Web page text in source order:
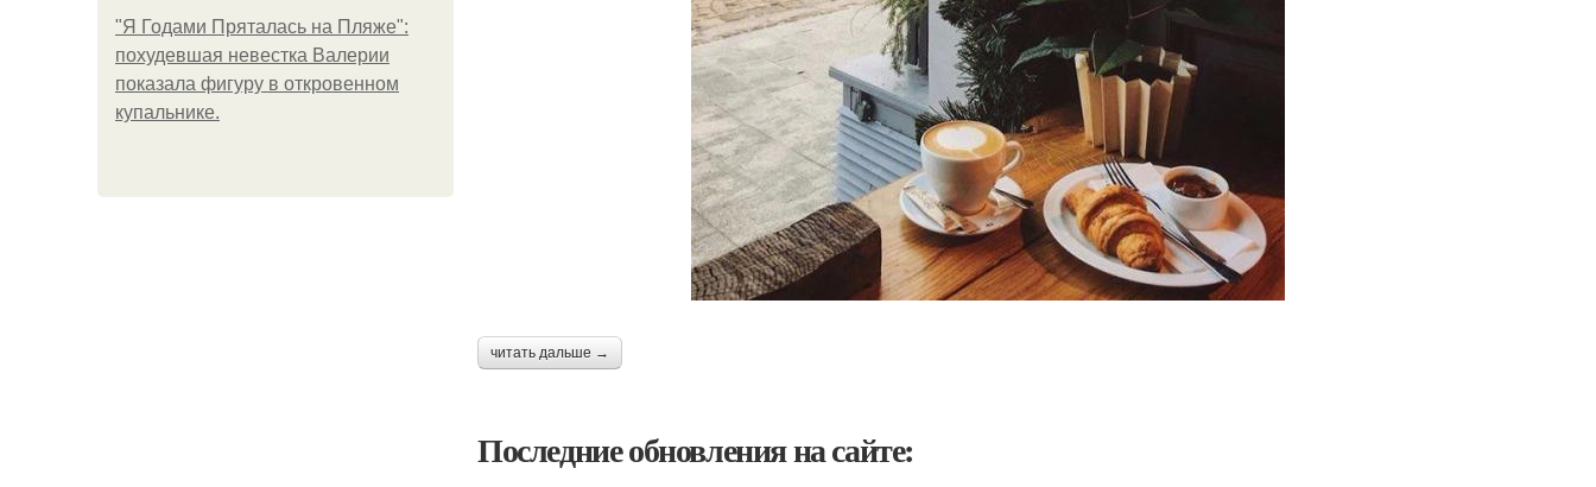
"Я Годами Пряталась на Пляже":
похудевшая невестка Валерии
показала фигуру в откровенном
купальнике.
читать дальше →
Последние обновления на сайте: